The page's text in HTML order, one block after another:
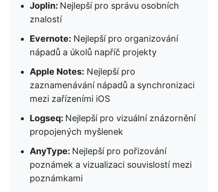
Joplin: Nejlepší pro správu osobních
znalostí
Evernote: Nejlepší pro organizování
nápadů a úkolů napříč projekty
Apple Notes: Nejlepší pro
zaznamenávání nápadů a synchronizaci
mezi zařízeními iOS
Logseq: Nejlepší pro vizuální znázornění
propojených myšlenek
AnyType: Nejlepší pro pořizování
poznámek a vizualizaci souvislostí mezi
poznámkami